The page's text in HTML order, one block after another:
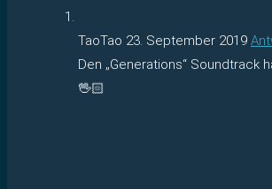
TaoTao 23. September 2019
Den „Generations“ Soundtrack
🖖🏻